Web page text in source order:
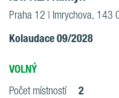
Praha 12 | Imrychova, 143
Kolaudace 09/2028
VOLNÝ
Počet místností 2